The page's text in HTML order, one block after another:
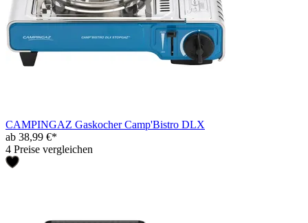
CAMPINGAZ Gaskocher Camp'Bistro DLX
ab 38,99 €*
4 Preise vergleichen